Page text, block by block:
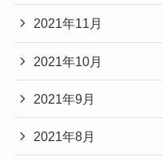
2021年11月
2021年10月
2021年9月
2021年8月